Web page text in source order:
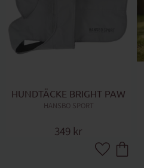
HUNDTÄCKE BRIGHT PAW
HANSBO SPORT
349 kr
Lägg till i